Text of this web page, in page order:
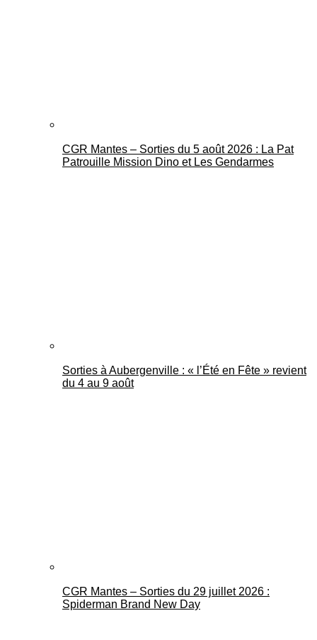
CGR Mantes – Sorties du 5 août 2026 : La Pat
Patrouille Mission Dino et Les Gendarmes
Sorties à Aubergenville : « l’Été en Fête » revient
du 4 au 9 août
CGR Mantes – Sorties du 29 juillet 2026 :
Spiderman Brand New Day